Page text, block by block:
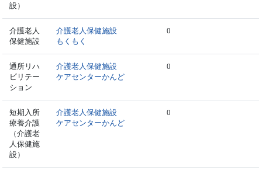
設）
介護老人
保健施設
介護老人保健施設
もくもく
0
通所リハ
ビリテー
ション
介護老人保健施設
ケアセンターかんど
0
短期入所
療養介護
（介護老
人保健施
設）
介護老人保健施設
ケアセンターかんど
0